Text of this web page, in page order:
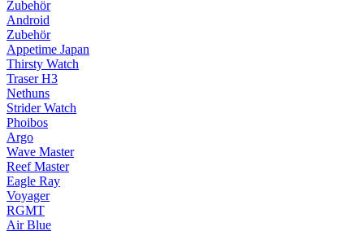
Zubehör
Android
Zubehör
Appetime Japan
Thirsty Watch
Traser H3
Nethuns
Strider Watch
Phoibos
Argo
Wave Master
Reef Master
Eagle Ray
Voyager
RGMT
Air Blue